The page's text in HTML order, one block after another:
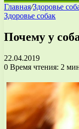
Главная/Здоровье
Здоровье собак
Почему у
22.04.2019
0 Время чтения: 2